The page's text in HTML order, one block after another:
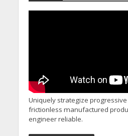
Uniquely strategize
frictionless manufactured
engineer reliable.